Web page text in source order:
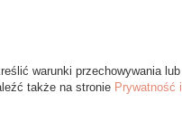
warunki przechowywania lub
także na stronie Prywatność i